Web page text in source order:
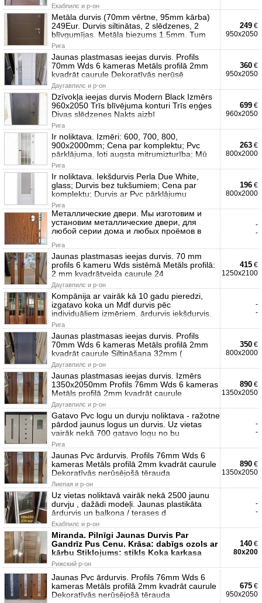
Екабпилс и р-он
Metāla durvis (70mm vērtne, 95mm kārba)
249Eur. Durvis siltinātas, 2 slēdzenes, 2
blīvgumījas. Metāla biezums 1.5mm. Tum
Рига
249 €
950x2050
Jaunas plastmasas ieejas durvis. Profils
70mm Wds 6 kameras Metāls profilā 2mm
kvadrāt caurule Dekoratīvās nerūsē
Даугавпилс и р-он
360 €
950x2050
Dzīvokļa ieejas durvis Modern Black Izmērs
960x2050 Trīs blīvējuma konturi Trīs eņģes
Divas slēdzenes Nakts aizbī
Рига
699 €
960x2050
Ir noliktava. Izmēri: 600, 700, 800,
900x2000mm; Cena par komplektu; Pvc
pārklājuma, loti augsta mitrumizturība; Mū
Рига
263 €
800x2000
Ir noliktava. Iekšdurvis Perla Due White,
glass; Durvis bez tukšumiem; Cena par
komplektu; Durvis ar Pvc pārklājumu
Рига
196 €
800x2000
Металлические двери. Мы изготовим и
установим металлические двери, для
любой серии дома и любых проёмов в
короткие сроки
Рига
-
-
Jaunas plastmasas ieejas durvis. 70 mm
profils 6 kameru Wds sistēmā Metāls profilā:
2 mm kvadrātveida caurule 24
Даугавпилс и р-он
415 €
1250x2100
Kompānija ar vairāk kā 10 gadu pieredzi,
izgatavo koka un Mdf durvis pēc
individuāliem izmēriem, ārdurvis iekšdurvis.
Рига
-
-
Jaunas plastmasas ieejas durvis. Profils
70mm Wds 6 kameras Metāls profilā 2mm
kvadrāt caurule Siltināšana 32mm (
Даугавпилс и р-он
350 €
800x2000
Jaunas plastmasas ieejas durvis. Izmērs
1350x2050mm Profils 76mm Wds 6 kameras
Metāls profilā 2mm kvadrāt caurule
Даугавпилс и р-он
890 €
1350x2050
Gatavo Pvc logu un durvju noliktava - ražotne
pārdod jaunus logus un durvis. Uz vietas
vairāk nekā 700 gatavo logu no bu
Рига
-
-
Jaunas Pvc ārdurvis. Profils 76mm Wds 6
kameras Metāls profilā 2mm kvadrāt caurule
Dekoratīvās nerūsējošā tērauda
Лиепая и р-он
890 €
1350x2050
Uz vietas noliktavā vairāk nekā 2500 jaunu
durvju , dažādi modeļi. Jaunas plastikāta
ārdurvis un balkona / terases d
Екабпилс и р-он
-
-
Miranda. Pilnīgi Jaunas Durvis Par
Gandrīz Pus Cenu. Krāsa: dabīgs ozols ar
kārbu Stiklojums: stikls Koka karkasa
Рижский р-он
140 €
80x200
Jaunas Pvc ārdurvis. Profils 76mm Wds 6
kameras Metāls profilā 2mm kvadrāt caurule
Dekoratīvās nerūsējošā tērauda
675 €
950x2050